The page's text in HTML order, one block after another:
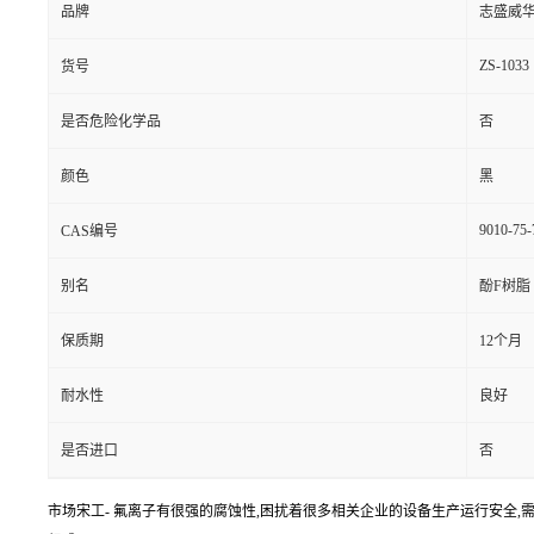
品牌 志盛威
货号 ZS-1033
是否危险化学品 否
颜色 黑
CAS编号 9010-75-
别名 酚F树脂
保质期 12个月
耐水性 良好
是否进口 否
市场宋工- 氟离子有很强的腐蚀性,困扰着很多相关企业的设备生产运行安全,需